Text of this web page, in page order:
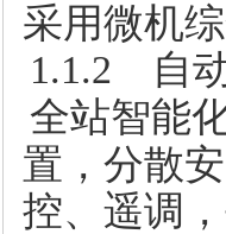
采用微机
1.1.2 自
全站智能
置，分散
控、遥调